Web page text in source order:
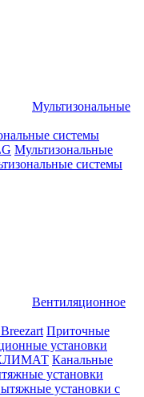
Мультизональные
системы
Мультизональные
системы
Вентиляционное
Приточные
установки
КЛИМАТ Канальные
установки
установки с